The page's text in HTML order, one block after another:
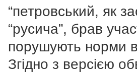
“петровський, як
“русича”, брав
порушують норми
Згідно з версією